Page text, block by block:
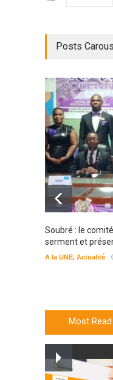
Posts
Soubré : le
serment et
A la UNE, Actualité
Most Read